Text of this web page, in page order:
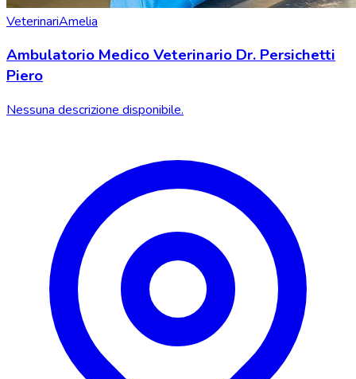
VeterinariAmelia
Ambulatorio Medico Veterinario Dr. Persichetti
Piero
Nessuna descrizione disponibile.